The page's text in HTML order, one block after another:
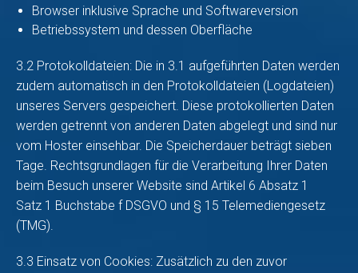
Browser inklusive Sprache und Softwareversion
Betriebssystem und dessen Oberfläche
3.2 Protokolldateien: Die in 3.1 aufgeführten Daten werden
zudem automatisch in den Protokolldateien (Logdateien)
unseres Servers gespeichert. Diese protokollierten Daten
werden getrennt von anderen Daten abgelegt und sind nur
vom Hoster einsehbar. Die Speicherdauer beträgt sieben
Tage. Rechtsgrundlagen für die Verarbeitung Ihrer Daten
beim Besuch unserer Website sind Artikel 6 Absatz 1
Satz 1 Buchstabe f DSGVO und § 15 Telemediengesetz
(TMG).
3.3 Einsatz von Cookies: Zusätzlich zu den zuvor